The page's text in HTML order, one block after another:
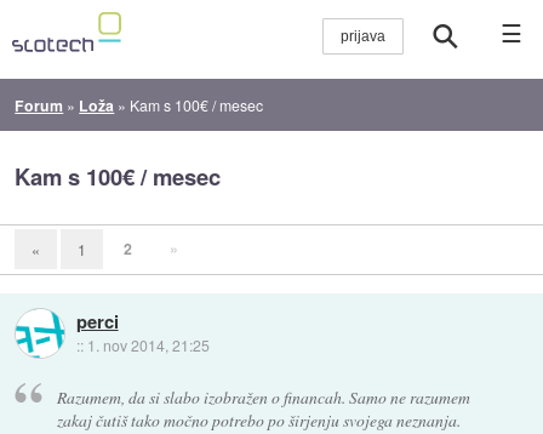
☰
Forum » Loža » Kam s 100€ / mesec
Kam s 100€ / mesec
« 1 2 »
perci
:: 1. nov 2014, 21:25
Razumem, da si slabo izobražen o financah. Samo ne razumem
zakaj čutiš tako močno potrebo po širjenju svojega neznanja.